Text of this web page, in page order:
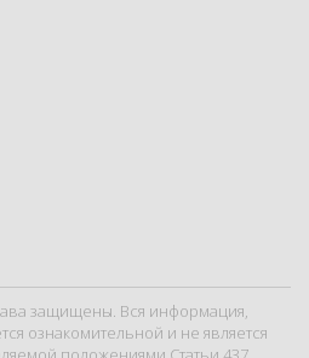
защищены. Вся информация,
ознакомительной и не является